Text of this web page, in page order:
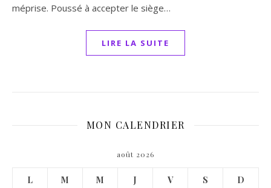
méprise. Poussé à accepter le siège…
LIRE LA SUITE
MON CALENDRIER
août 2026
L M M J V S D